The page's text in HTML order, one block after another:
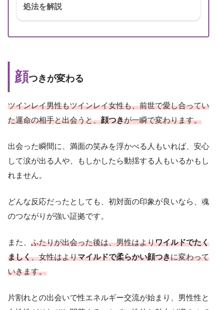
処法を解説
顔つきが変わる
ツインレイ男性もツインレイ女性も、前世で愛し合ってい
た運命の相手と出会うと、顔つきが一瞬で変わります。
出会った瞬間に、満面の笑みを浮かべる人もいれば、安心
して涙が出る人や、もしかしたら動揺する人もいるかもし
れません。
どんな反応だったとしても、初対面の印象が良いなら、魂
のつながりが強い証拠です。
また、 ふたりが出会った後は、男性はよりワイルドでたく
ましく、女性はよりマイルドで柔らかい顔つきに変わって
いきます。
片割れとの出会いで性エネルギー交流が始まり、男性性と